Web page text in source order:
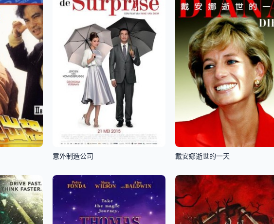
意外制造公司 戴安娜逝世的一天